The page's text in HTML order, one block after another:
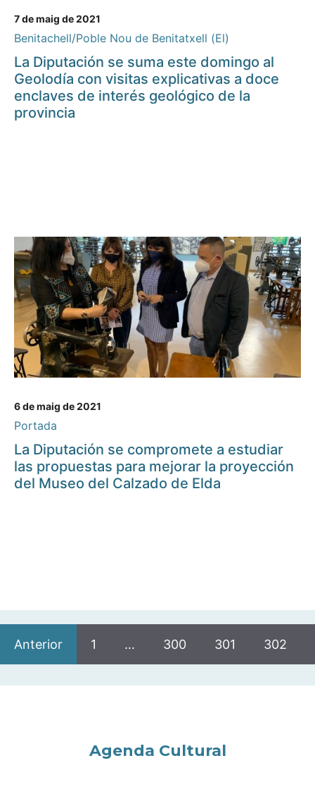
7 de maig de 2021
Benitachell/Poble Nou de Benitatxell (El)
La Diputación se suma este domingo al
Geolodía con visitas explicativas a doce
enclaves de interés geológico de la
provincia
6 de maig de 2021
Portada
La Diputación se compromete a estudiar
las propuestas para mejorar la proyección
del Museo del Calzado de Elda
Anterior 1 … 300 301 302
Agenda Cultural